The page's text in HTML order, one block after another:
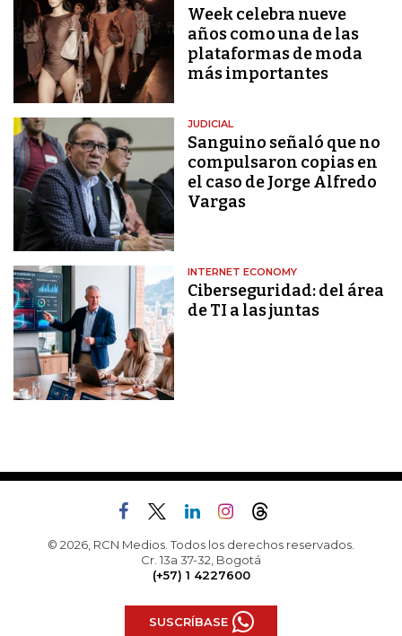
Week celebra nueve
años como una de las
plataformas de moda
más importantes
JUDICIAL
Sanguino señaló que no
compulsaron copias en
el caso de Jorge Alfredo
Vargas
INTERNET ECONOMY
Ciberseguridad: del área
de TI a las juntas
© 2026, RCN Medios. Todos los derechos reservados.
Cr. 13a 37-32, Bogotá
(+57) 1 4227600
SUSCRÍBASE